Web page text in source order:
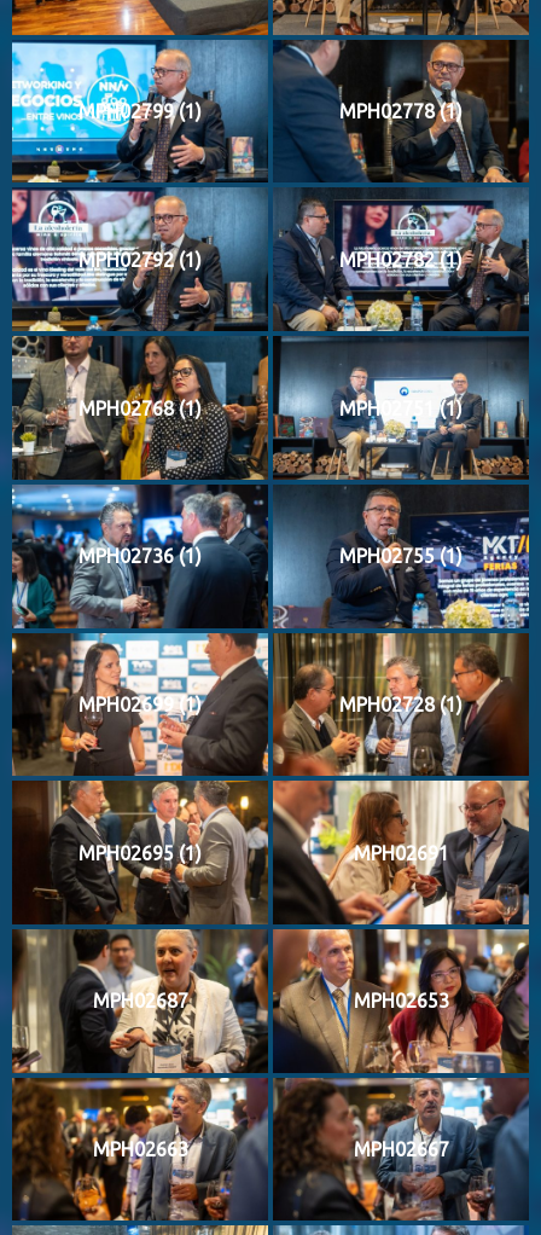
MPH02799 (1) MPH02778 (1)
MPH02792 (1) MPH02782 (1)
MPH02768 (1) MPH02751 (1)
MPH02736 (1) MPH02755 (1)
MPH02699 (1) MPH02728 (1)
MPH02695 (1) MPH02691
MPH02687 MPH02653
MPH02663 MPH02667